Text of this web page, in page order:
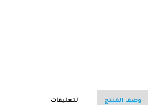
وصف المنتج التعليقات